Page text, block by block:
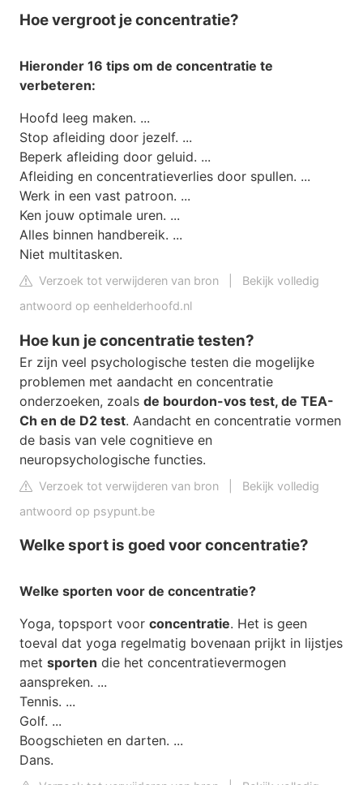
Hoe vergroot je concentratie?
Hieronder 16 tips om de concentratie te
verbeteren:
Hoofd leeg maken. ...
Stop afleiding door jezelf. ...
Beperk afleiding door geluid. ...
Afleiding en concentratieverlies door spullen. ...
Werk in een vast patroon. ...
Ken jouw optimale uren. ...
Alles binnen handbereik. ...
Niet multitasken.
Verzoek tot verwijderen van bron
Bekijk volledig
antwoord op eenhelderhoofd.nl
Hoe kun je concentratie testen?
Er zijn veel psychologische testen die mogelijke
problemen met aandacht en concentratie
onderzoeken, zoals de bourdon-vos test, de TEA-
Ch en de D2 test. Aandacht en concentratie vormen
de basis van vele cognitieve en
neuropsychologische functies.
Verzoek tot verwijderen van bron
Bekijk volledig
antwoord op psypunt.be
Welke sport is goed voor concentratie?
Welke sporten voor de concentratie?
Yoga, topsport voor concentratie. Het is geen
toeval dat yoga regelmatig bovenaan prijkt in lijstjes
met sporten die het concentratievermogen
aanspreken. ...
Tennis. ...
Golf. ...
Boogschieten en darten. ...
Dans.